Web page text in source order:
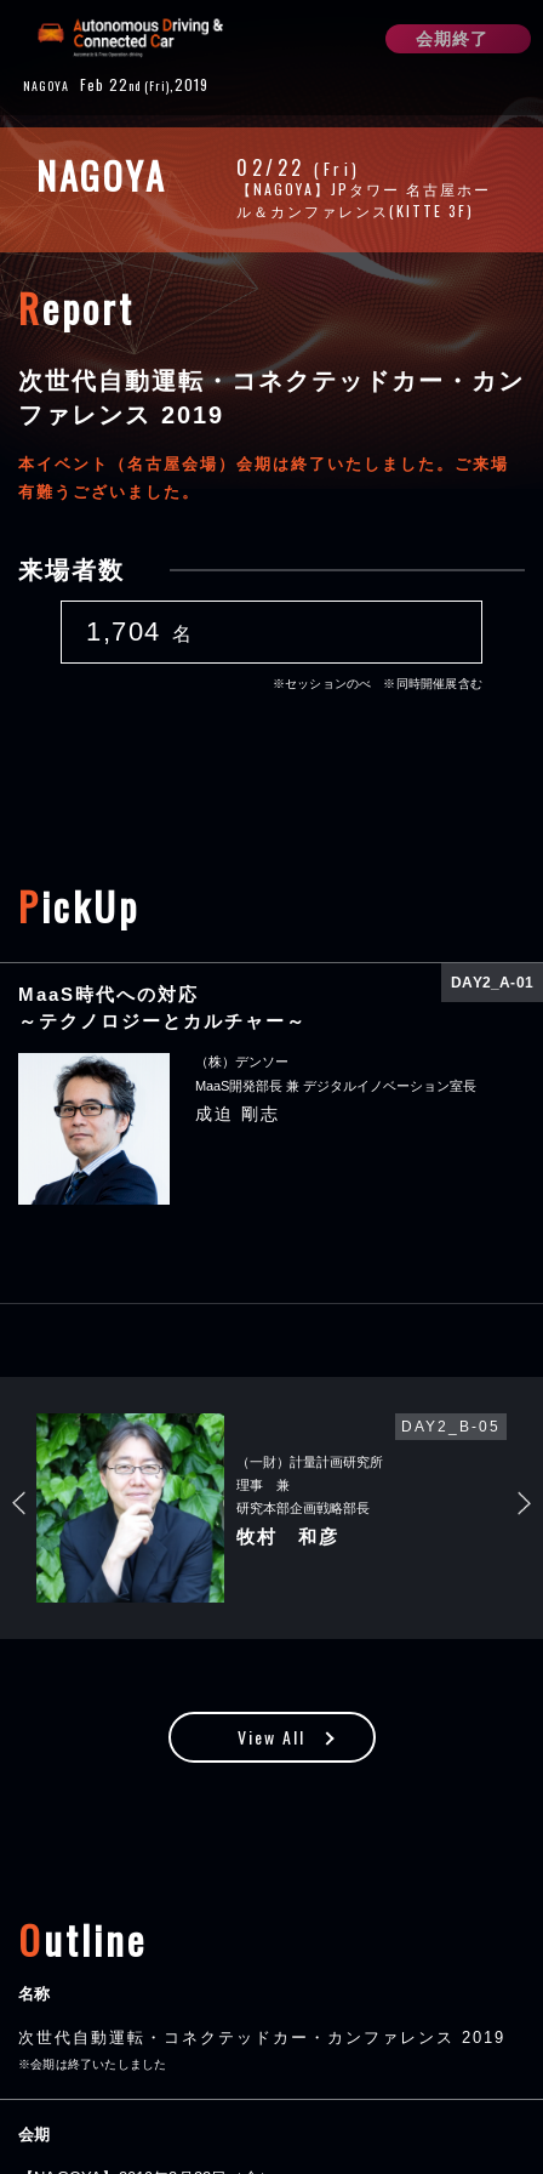
NAGOYA Feb 22nd (Fri) ,2019
会期終了
NAGOYA 02/ 22(Fri)
【NAGOYA】JPタワー 名古屋ホー
ル＆カンファレンス(KITTE 3F)
Report
次世代自動運転・コネクテッドカー・カン
ファレンス 2019
本イベント（名古屋会場）会期は終了いたしました。ご来場
有難うございました。
来場者数
1,704 名
※セッションのべ ※同時開催展含む
PickUp
DAY2_A-01
MaaS時代への対応
～テクノロジーとカルチャー～
（株）デンソー
MaaS開発部長 兼 デジタルイノベーション室長
成迫 剛志
DAY2_B-05
（一財）計量計画研究所
理事 兼
研究本部企画戦略部長
牧村 和彦
View All
Outline
名称
次世代自動運転・コネクテッドカー・カンファレンス 2019
※会期は終了いたしました
会期